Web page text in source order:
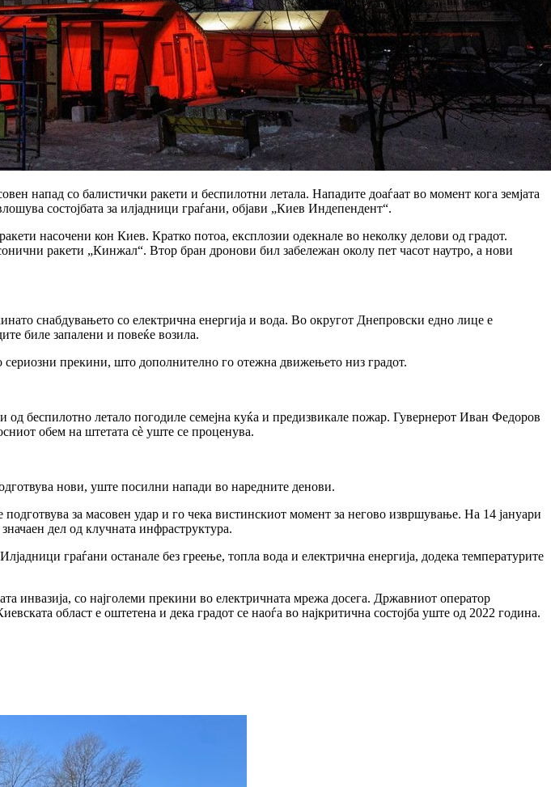
напад со балистички ракети и беспилотни летала. Нападите доаѓаат во момент кога земјата
состојбата за илјадници граѓани, објави „Киев Индепендент“.
насочени кон Киев. Кратко потоа, експлозии одекнале во неколку делови од градот.
ракети „Кинжал“. Втор бран дронови бил забележан околу пет часот наутро, а нови
снабдувањето со електрична енергија и вода. Во округот Днепровски едно лице е
биле запалени и повеќе возила.
сериозни прекини, што дополнително го отежна движењето низ градот.
беспилотно летало погодиле семејна куќа и предизвикале пожар. Гувернерот Иван Федоров
обем на штетата сè уште се проценува.
нови, уште посилни напади во наредните денови.
за масовен удар и го чека вистинскиот момент за негово извршување. На 14 јануари
дел од клучната инфраструктура.
граѓани останале без греење, топла вода и електрична енергија, додека температурите
инвазија, со најголеми прекини во електричната мрежа досега. Државниот оператор
област е оштетена и дека градот се наоѓа во најкритична состојба уште од 2022 година.